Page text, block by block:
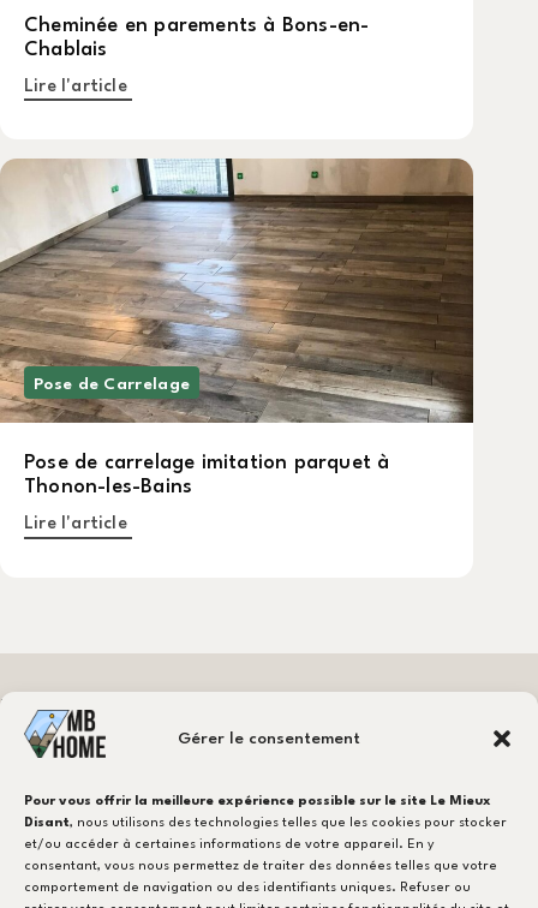
Gérer le consentement
Pour vous offrir la meilleure expérience possible sur le site Le Mieux
Disant, nous utilisons des technologies telles que les cookies pour stocker
et/ou accéder à certaines informations de votre appareil. En y
consentant, vous nous permettez de traiter des données telles que votre
comportement de navigation ou des identifiants uniques. Refuser ou
Cheminée en parements à Bons-en-
Chablais
Lire l'article
Pose de Carrelage
Pose de carrelage imitation parquet à
Thonon-les-Bains
Lire l'article
Besoin d'un carreleur ?
CONTACTEZ-NOUS !
NOTRE EXPERTISE